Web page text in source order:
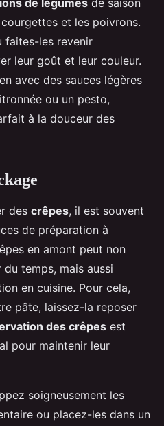
de légumes de saison
et les poivrons.
faites-les revenir
leur goût et leur couleur.
avec des sauces légères
ou un pesto,
à la douceur des
des crêpes, il est souvent
de préparation à
en amont peut non
temps, mais aussi
en cuisine. Pour cela,
pâte, laissez-la reposer
des crêpes est
pour maintenir leur
soigneusement les
ou placez-les dans un